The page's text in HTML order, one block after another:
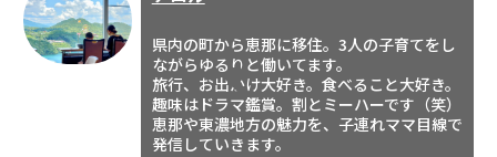
県内の町から恵那に移住。3人の子育てをし
ながらゆるりと働いてます。
旅行、お出かけ大好き。食べること大好き。
趣味はドラマ鑑賞。割とミーハーです（笑）
恵那や東濃地方の魅力を、子連れママ目線で
発信していきます。